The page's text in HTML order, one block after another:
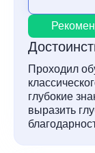
Проходил
глубокие
выразить